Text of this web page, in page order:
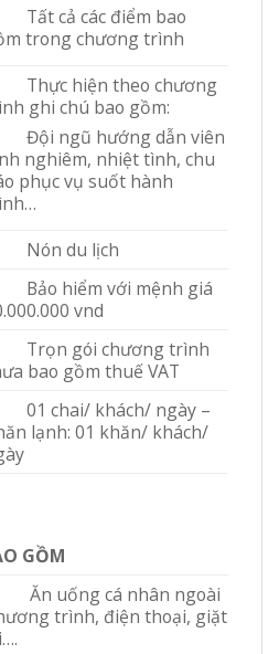
cả các điểm bao
trong chương trình
hiện theo chương
ghi chú bao gồm:
ngũ hướng dẫn viên
nghiêm, nhiệt tình, chu
phục vụ suốt hành
du lịch
hiểm với mệnh giá
vnd
gói chương trình
bao gồm thuế VAT
chai/ khách/ ngày –
lạnh: 01 khăn/ khách/
GỒM
Ăn uống cá nhân ngoài
trình, điện thoại, giặt